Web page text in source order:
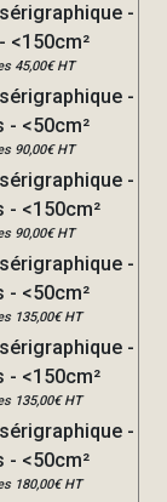
-
<150cm²
45,00€ HT
-
- <50cm²
90,00€ HT
-
- <150cm²
90,00€ HT
-
- <50cm²
135,00€ HT
-
- <150cm²
135,00€ HT
-
- <50cm²
180,00€ HT